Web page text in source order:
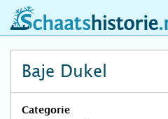
schaatshistorie.nl
Baje Dukel
Categorie